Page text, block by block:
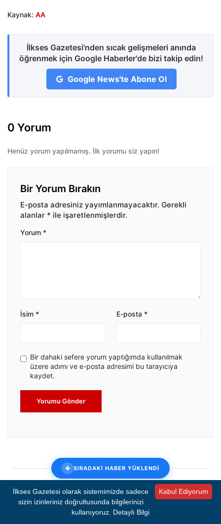
Kaynak: AA
İlkses Gazetesi'nden sıcak gelişmeleri anında
öğrenmek için Google Haberler'de bizi takip edin!
Google News'te Abone Ol
0 Yorum
Henüz yorum yapılmamış. İlk yorumu siz yapın!
Bir Yorum Bırakın
E-posta adresiniz yayımlanmayacaktır. Gerekli
alanlar * ile işaretlenmişlerdir.
Yorum *
İsim * E-posta *
Bir dahaki sefere yorum yaptığımda kullanılmak
üzere adımı ve e-posta adresimi bu tarayıcıya
kaydet.
Yorumu Gönder
SIRADAKİ HABER YÜKLENDİ
Eski başbakan idam edilecek
Bangladeş'in idam mahkumu eski Başbakanı Hasina, bu yıl
Kabul Ediyorum
İlkses Gazetesi olarak sistemimizde sadece
sizin izinleriniz doğrultusunda bilgilerinizi
kullanıyoruz. Detaylı Bilgi